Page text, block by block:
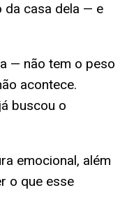
da casa dela — e
— não tem o peso
acontece.
buscou o
emocional, além
o que esse